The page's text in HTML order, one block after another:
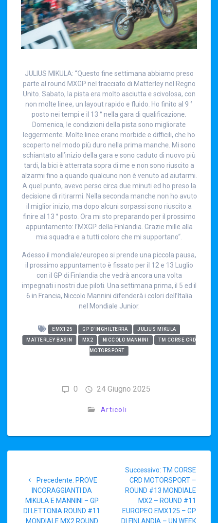
JULIUS MIKULA: “Questo fine settimana abbiamo preso
parte al round MXGP nel tracciato di Matterley nel Regno
Unito. Sabato, la pista era molto asciutta e scivolosa, con
non molte linee, un layout rapido e fluido. Ho finito al 9 °
posto nei tempi e il 13 ° nella gara di qualificazione.
Domenica, le condizioni della pista sono migliorate
leggermente. Molte linee erano morbide e difficili, che ho
scoperto nel modo più duro nella prima manche. Mi sono
schiantato all’inizio della gara e sono caduto di nuovo più
tardi, la bici è atterrata sopra di me e non sono riuscito a
alzarmi fino a quando qualcuno non è venuto ad aiutarmi.
A quel punto, avevo perso circa due minuti ed ho preso la
decisione di ritirarmi. Nella seconda manche non ho avuto
il miglior inizio, ma dopo alcuni sorpassi sono riuscito a
finire al 13 ° posto. Ora mi sto preparando per il prossimo
appuntamento: l’MXGP della Finlandia. Grazie mille alla
mia squadra e a tutti coloro che mi supportano“.
Adesso il mondiale/europeo si prende una piccola pausa,
il prossimo appuntamento è fissato per il 12 e 13 Luglio
con il GP di Finlandia che vedrà ancora una volta
impegnati i nostri due piloti. Una settimana prima, il 5 ed il
6 in Francia, Niccolo Mannini difenderà i colori dell’Italia
nel Mondiale Junior.
EMX125 GP D'INGHILTERRA
JULIUS MIKULA
MATTERLEY BASIN
MX2 NICCOLO MANNINI
TM CORSE CRD
MOTORSPORT
0 24 Giugno 2025
Articoli
articoli
Precedente: Articolo
precedente:
PROVE
INCORAGGIANTI DA
MIKULA E MANNINI – GP
DI LETTONIA ROUND #11
MONDIALE MX2 ROUND
Successivo: Articolo
successivo:
TM CORSE
CRD MOTORSPORT –
ROUND #13 MONDIALE
MX2 – ROUND #11
EUROPEO EMX125 – GP
DI FINLANDIA – UN WEEK